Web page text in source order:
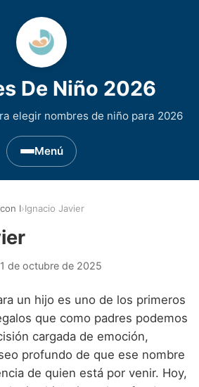
De Niño 2026
elegir nombres de niño para 2026
Menú
niño que empiezan por D
niño que empiezan por E
niño que empiezan por F
de Niño Asturianos
de Niño Baleares
de Niño Canarios
de Niño Celtas
de Niño Egipcios
de Niño Griegos
de Niño Alemanes
de Niño Americanos
de Niño Arabes
Buscar
I›Ignacio Javier
1 de octubre de 2025
un hijo es uno de los primeros
que como padres podemos
cargada de emoción,
profundo de que ese nombre
de quien está por venir. Hoy,